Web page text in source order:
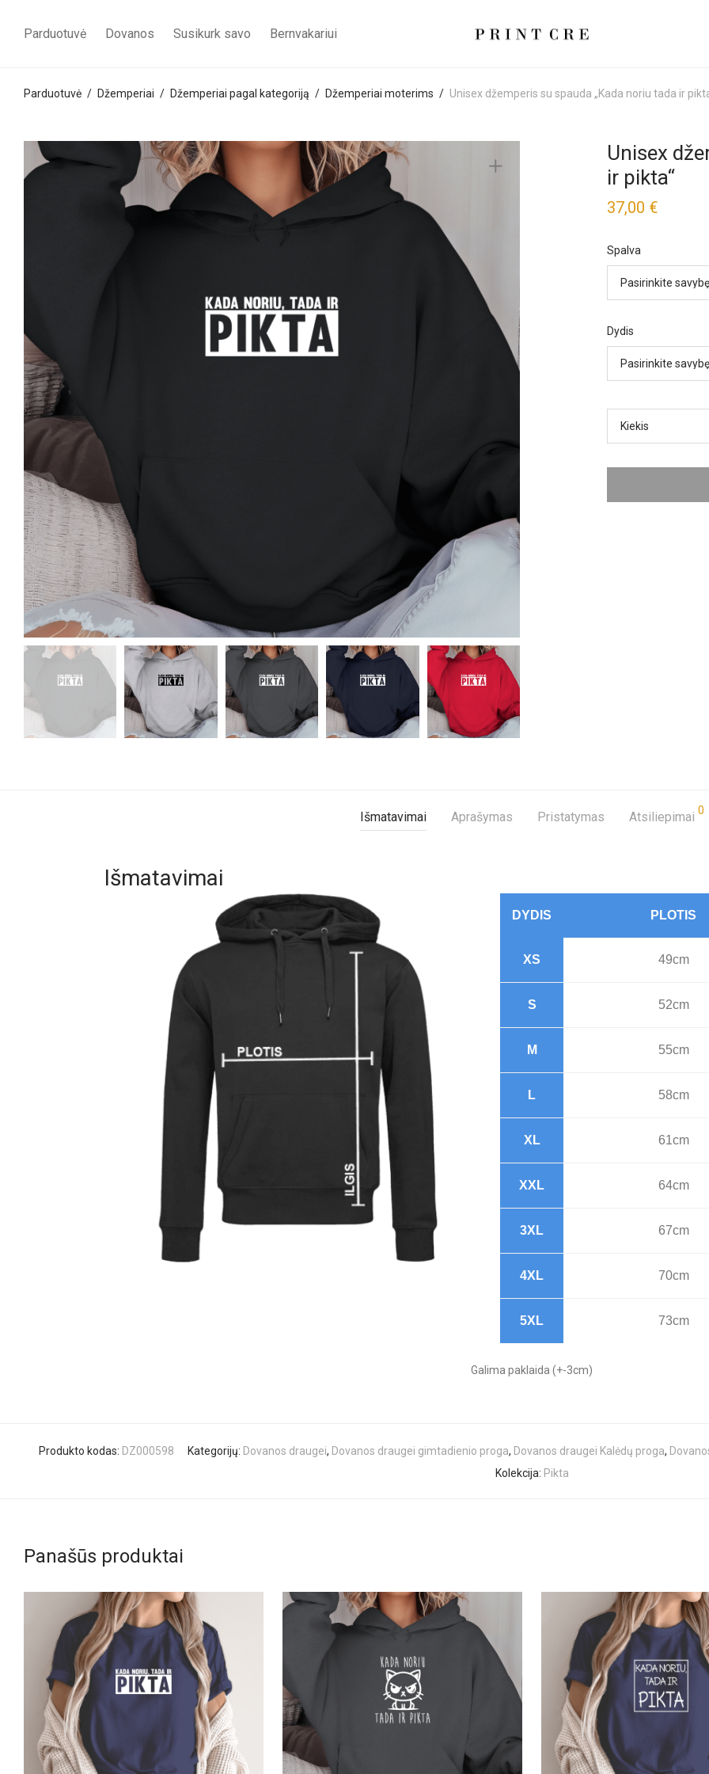
Parduotuvė Dovanos Susikurk savo Bernvakariui
Parduotuvė / Džemperiai / Džemperiai pagal kategoriją / Džemperiai moterims / Unisex džemperis su spauda „Kada noriu tada ir
Unisex
ir pikta“
37,00 €
Spalva
Dydis
Kiekis
Išmatavimai Aprašymas Pristatymas Atsiliepimai 0
Išmatavimai
DYDIS PLOTIS
XS 49cm
S 52cm
M 55cm
L 58cm
XL 61cm
XXL 64cm
3XL 67cm
4XL 70cm
5XL 73cm
Galima paklaida (+-3cm)
Produkto kodas: DZ000598 Kategorijų: Dovanos draugei, Dovanos draugei gimtadienio proga, Dovanos draugei Kalėdų proga,
Kolekcija: Pikta
Panašūs produktai